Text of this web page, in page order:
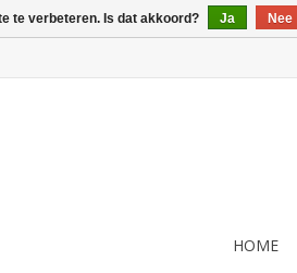
HOME
te verbeteren. Is dat akkoord? Ja Nee